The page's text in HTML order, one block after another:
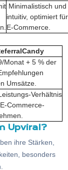
Minimalistisch und
intuitiv, optimiert für
E-Commerce.
Monat + 5 % der
Umsätze.
Verhältnis
Commerce-
Upviral?
ihre Stärken,
besonders